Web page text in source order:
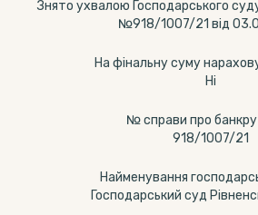
Знято ухвалою Господарського
№918/1007/21 від
На фінальну суму
Ні
№ справи про
918/1007/21
Найменування
Господарський суд